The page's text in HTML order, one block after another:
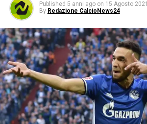
Published 5 anni ago on 15 Agosto 2021
By Redazione CalcioNews24